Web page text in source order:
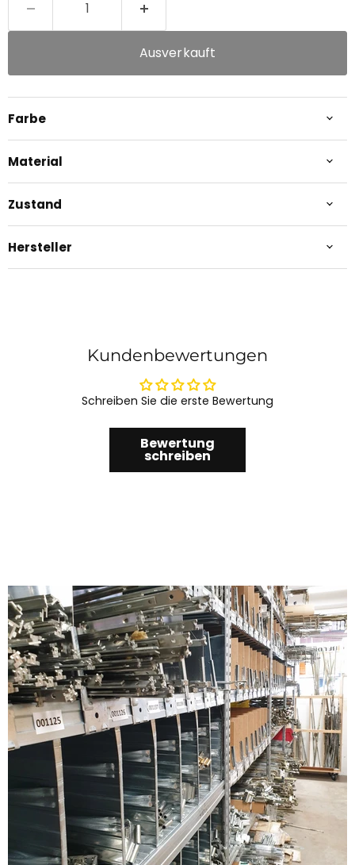
Ausverkauft
Farbe
Material
Zustand
Hersteller
Kundenbewertungen
Schreiben Sie die erste Bewertung
Bewertung
schreiben